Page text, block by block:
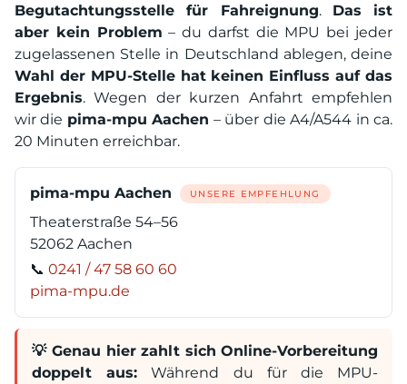
Begutachtungsstelle für Fahreignung. Das ist
aber kein Problem – du darfst die MPU bei jeder
zugelassenen Stelle in Deutschland ablegen, deine
Wahl der MPU-Stelle hat keinen Einfluss auf das
Ergebnis. Wegen der kurzen Anfahrt empfehlen
wir die pima-mpu Aachen – über die A4/A544 in ca.
20 Minuten erreichbar.
pima-mpu Aachen UNSERE EMPFEHLUNG
Theaterstraße 54–56
52062 Aachen
📞 0241 / 47 58 60 60
pima-mpu.de
💡 Genau hier zahlt sich Online-Vorbereitung
doppelt aus: Während du für die MPU-